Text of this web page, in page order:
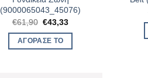
(9000065043_45076)
€61,90 Original
was:
€61,90.
€43,33Η
ΑΓΌΡΑΣΈ ΤΟ